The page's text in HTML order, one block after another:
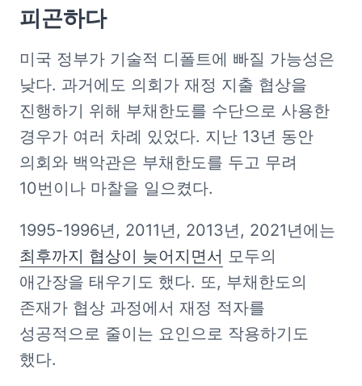
피곤하다
미국 정부가 기술적 디폴트에 빠질 가능성은
낮다. 과거에도 의회가 재정 지출 협상을
진행하기 위해 부채한도를 수단으로 사용한
경우가 여러 차례 있었다. 지난 13년 동안
의회와 백악관은 부채한도를 두고 무려
10번이나 마찰을 일으켰다.
최후까지 협상이 늦어지면서 모두의
애간장을 태우기도 했다. 또, 부채한도의
존재가 협상 과정에서 재정 적자를
성공적으로 줄이는 요인으로 작용하기도
했다.